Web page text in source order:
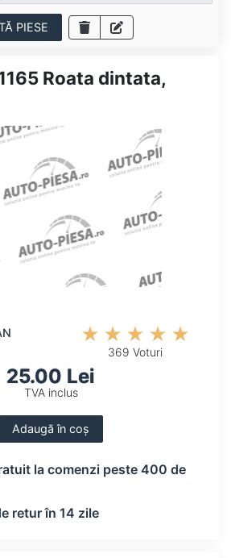
PIESE
Roata dintata,
369 Voturi
25.00 Lei
TVA inclus
Adaugă în coș
la comenzi peste 400 de
retur în 14 zile